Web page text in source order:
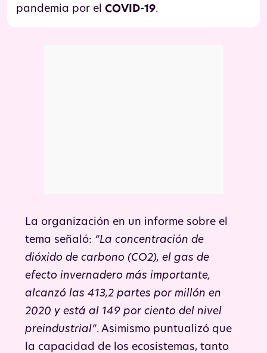
pandemia por el COVID-19.
La organización en un informe sobre el
tema señaló: “La concentración de
dióxido de carbono (CO2), el gas de
efecto invernadero más importante,
alcanzó las 413,2 partes por millón en
2020 y está al 149 por ciento del nivel
preindustrial”. Asimismo puntualizó que
la capacidad de los ecosistemas, tanto